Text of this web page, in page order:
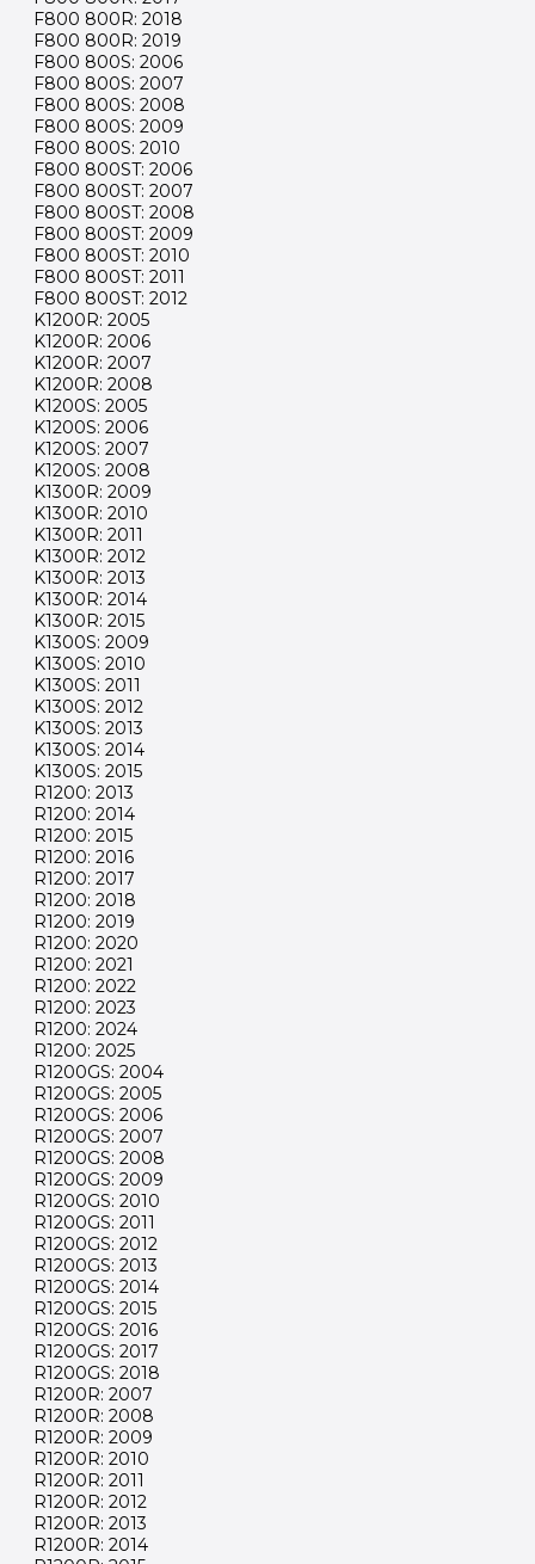
F800 800R: 2018
F800 800R: 2019
F800 800S: 2006
F800 800S: 2007
F800 800S: 2008
F800 800S: 2009
F800 800S: 2010
F800 800ST: 2006
F800 800ST: 2007
F800 800ST: 2008
F800 800ST: 2009
F800 800ST: 2010
F800 800ST: 2011
F800 800ST: 2012
K1200R: 2005
K1200R: 2006
K1200R: 2007
K1200R: 2008
K1200S: 2005
K1200S: 2006
K1200S: 2007
K1200S: 2008
K1300R: 2009
K1300R: 2010
K1300R: 2011
K1300R: 2012
K1300R: 2013
K1300R: 2014
K1300R: 2015
K1300S: 2009
K1300S: 2010
K1300S: 2011
K1300S: 2012
K1300S: 2013
K1300S: 2014
K1300S: 2015
R1200: 2013
R1200: 2014
R1200: 2015
R1200: 2016
R1200: 2017
R1200: 2018
R1200: 2019
R1200: 2020
R1200: 2021
R1200: 2022
R1200: 2023
R1200: 2024
R1200: 2025
R1200GS: 2004
R1200GS: 2005
R1200GS: 2006
R1200GS: 2007
R1200GS: 2008
R1200GS: 2009
R1200GS: 2010
R1200GS: 2011
R1200GS: 2012
R1200GS: 2013
R1200GS: 2014
R1200GS: 2015
R1200GS: 2016
R1200GS: 2017
R1200GS: 2018
R1200R: 2007
R1200R: 2008
R1200R: 2009
R1200R: 2010
R1200R: 2011
R1200R: 2012
R1200R: 2013
R1200R: 2014